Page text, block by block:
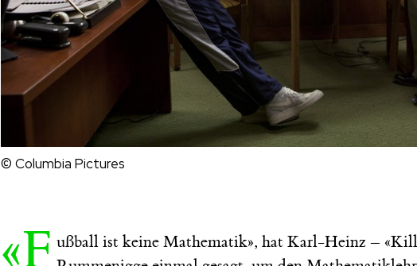
© Columbia Pictures
«F ußball ist keine Mathematik», hat Karl-Heinz –